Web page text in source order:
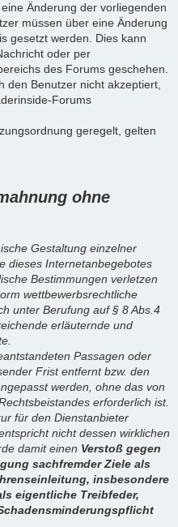
Änderung der vorliegenden
müssen über eine Änderung
gesetzt werden. Dies kann
oder per
des Forums geschehen.
den Benutzer nicht akzeptiert,
Forums
geregelt, gelten
ohne
Gestaltung einzelner
dieses Internetanbegebotes
Bestimmungen verletzen
wettbewerbsrechtliche
unter Berufung auf § 8 Abs.4
erläuternde und
Passagen oder
Frist entfernt bzw. den
werden, ohne das von
erforderlich ist.
für den Dienstanbieter
entspricht nicht dessen wirklichen
damit einen Verstoß gegen
sachfremder Ziele als
insbesondere
eigentliche Treibfeder,